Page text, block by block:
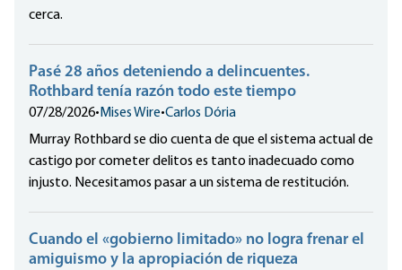
cerca.
Pasé 28 años deteniendo a delincuentes.
Rothbard tenía razón todo este tiempo
07/28/2026•Mises Wire•Carlos Dória
Murray Rothbard se dio cuenta de que el sistema actual de
castigo por cometer delitos es tanto inadecuado como
injusto. Necesitamos pasar a un sistema de restitución.
Cuando el «gobierno limitado» no logra frenar el
amiguismo y la apropiación de riqueza